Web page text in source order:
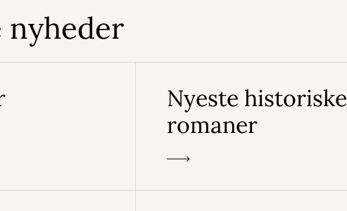
nyheder
Nyeste historiske
romaner